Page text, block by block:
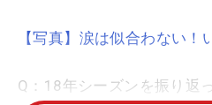
【写真】涙は似合わない！
Q：18年シーズンを振り返